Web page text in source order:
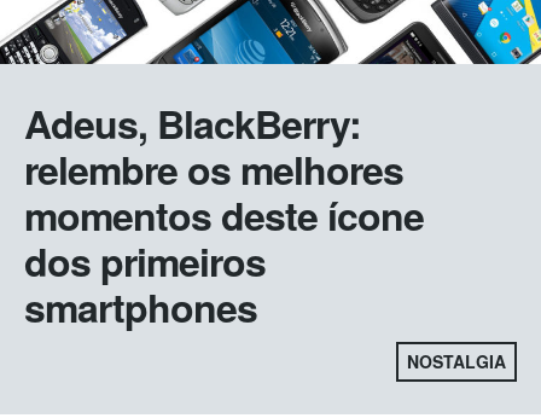
Adeus, BlackBerry:
relembre os melhores
momentos deste ícone
dos primeiros
smartphones
NOSTALGIA